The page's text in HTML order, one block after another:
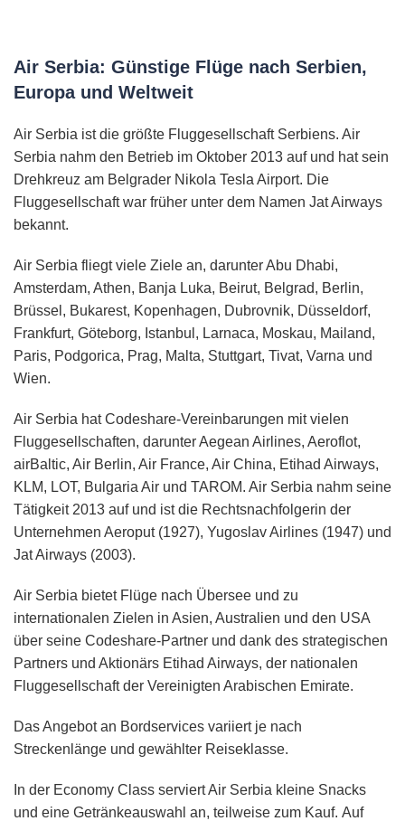
Air Serbia: Günstige Flüge nach Serbien,
Europa und Weltweit
Air Serbia ist die größte Fluggesellschaft Serbiens. Air
Serbia nahm den Betrieb im Oktober 2013 auf und hat sein
Drehkreuz am Belgrader Nikola Tesla Airport. Die
Fluggesellschaft war früher unter dem Namen Jat Airways
bekannt.
Air Serbia fliegt viele Ziele an, darunter Abu Dhabi,
Amsterdam, Athen, Banja Luka, Beirut, Belgrad, Berlin,
Brüssel, Bukarest, Kopenhagen, Dubrovnik, Düsseldorf,
Frankfurt, Göteborg, Istanbul, Larnaca, Moskau, Mailand,
Paris, Podgorica, Prag, Malta, Stuttgart, Tivat, Varna und
Wien.
Air Serbia hat Codeshare-Vereinbarungen mit vielen
Fluggesellschaften, darunter Aegean Airlines, Aeroflot,
airBaltic, Air Berlin, Air France, Air China, Etihad Airways,
KLM, LOT, Bulgaria Air und TAROM. Air Serbia nahm seine
Tätigkeit 2013 auf und ist die Rechtsnachfolgerin der
Unternehmen Aeroput (1927), Yugoslav Airlines (1947) und
Jat Airways (2003).
Air Serbia bietet Flüge nach Übersee und zu
internationalen Zielen in Asien, Australien und den USA
über seine Codeshare-Partner und dank des strategischen
Partners und Aktionärs Etihad Airways, der nationalen
Fluggesellschaft der Vereinigten Arabischen Emirate.
Das Angebot an Bordservices variiert je nach
Streckenlänge und gewählter Reiseklasse.
In der Economy Class serviert Air Serbia kleine Snacks
und eine Getränkeauswahl an, teilweise zum Kauf. Auf